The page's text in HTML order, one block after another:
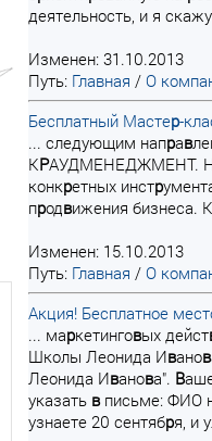
деятельность, и я скажу
Изменен: 31.10.2013
Путь: Главная / О
Бесплатный Мастер-
... следующим направ
КРАУДМЕНЕДЖМЕНТ.
конкретных инстр
продвижения бизнеса. К
Изменен: 15.10.2013
Путь: Главная / О
Акция! Бесплатное
... маркетинговых дейст
Школы Леонида Иванов
Леонида Иванова". В
указать вписьме: ФИО
узнаете 20 сентября, и